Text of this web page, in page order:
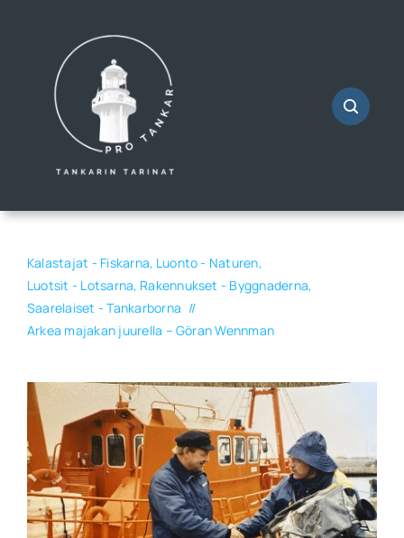
Kalastajat - Fiskarna Luonto - Naturen
Luotsit - Lotsarna Rakennukset - Byggnaderna
Saarelaiset - Tankarborna
Arkea majakan juurella – Göran Wennman